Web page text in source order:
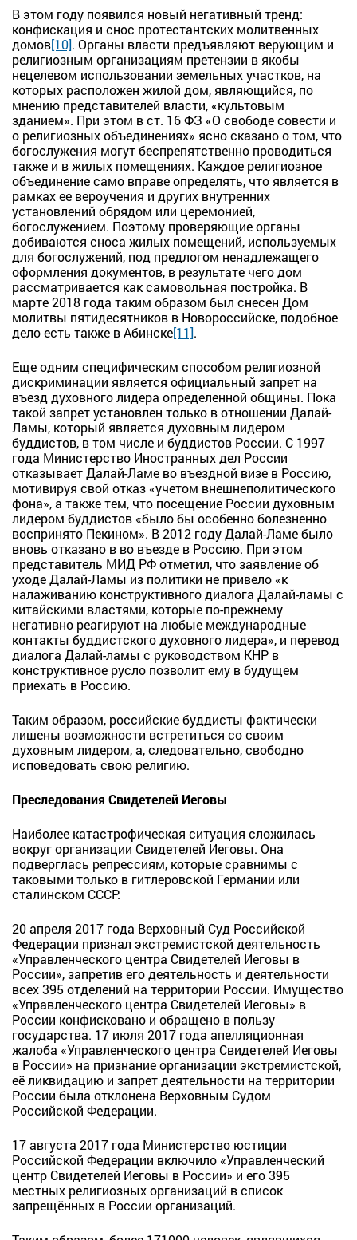
В этом году появился новый негативный тренд:
конфискация и снос протестантских молитвенных
домов[10]. Органы власти предъявляют верующим и
религиозным организациям претензии в якобы
нецелевом использовании земельных участков, на
которых расположен жилой дом, являющийся, по
мнению представителей власти, «культовым
зданием». При этом в ст. 16 ФЗ «О свободе совести и
о религиозных объединениях» ясно сказано о том, что
богослужения могут беспрепятственно проводиться
также и в жилых помещениях. Каждое религиозное
объединение само вправе определять, что является в
рамках ее вероучения и других внутренних
установлений обрядом или церемонией,
богослужением. Поэтому проверяющие органы
добиваются сноса жилых помещений, используемых
для богослужений, под предлогом ненадлежащего
оформления документов, в результате чего дом
рассматривается как самовольная постройка. В
марте 2018 года таким образом был снесен Дом
молитвы пятидесятников в Новороссийске, подобное
дело есть также в Абинске[11].
Еще одним специфическим способом религиозной
дискриминации является официальный запрет на
въезд духовного лидера определенной общины. Пока
такой запрет установлен только в отношении Далай-
Ламы, который является духовным лидером
буддистов, в том числе и буддистов России. С 1997
года Министерство Иностранных дел России
отказывает Далай-Ламе во въездной визе в Россию,
мотивируя свой отказ «учетом внешнеполитического
фона», а также тем, что посещение России духовным
лидером буддистов «было бы особенно болезненно
воспринято Пекином». В 2012 году Далай-Ламе было
вновь отказано в во въезде в Россию. При этом
представитель МИД РФ отметил, что заявление об
уходе Далай-Ламы из политики не привело «к
налаживанию конструктивного диалога Далай-ламы с
китайскими властями, которые по-прежнему
негативно реагируют на любые международные
контакты буддистского духовного лидера», и перевод
диалога Далай-ламы с руководством КНР в
конструктивное русло позволит ему в будущем
приехать в Россию.
Таким образом, российские буддисты фактически
лишены возможности встретиться со своим
духовным лидером, а, следовательно, свободно
исповедовать свою религию.
Преследования Свидетелей Иеговы
Наиболее катастрофическая ситуация сложилась
вокруг организации Свидетелей Иеговы. Она
подверглась репрессиям, которые сравнимы с
таковыми только в гитлеровской Германии или
сталинском СССР.
20 апреля 2017 года Верховный Суд Российской
Федерации признал экстремистской деятельность
«Управленческого центра Свидетелей Иеговы в
России», запретив его деятельность и деятельности
всех 395 отделений на территории России. Имущество
«Управленческого центра Свидетелей Иеговы» в
России конфисковано и обращено в пользу
государства. 17 июля 2017 года апелляционная
жалоба «Управленческого центра Свидетелей Иеговы
в России» на признание организации экстремистской,
её ликвидацию и запрет деятельности на территории
России была отклонена Верховным Судом
Российской Федерации.
17 августа 2017 года Министерство юстиции
Российской Федерации включило «Управленческий
центр Свидетелей Иеговы в России» и его 395
местных религиозных организаций в список
запрещённых в России организаций.